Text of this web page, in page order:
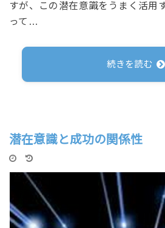
すが、この潜在意識をうまく活用
って…
続きを読む
潜在意識と成功の関係性